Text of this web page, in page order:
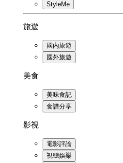
StyleMe
旅遊
國內旅遊
國外旅遊
美食
美味食記
食譜分享
影視
電影評論
視聽娛樂